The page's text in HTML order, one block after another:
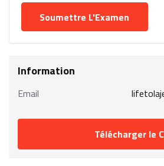
Information
Email
Télécharger le